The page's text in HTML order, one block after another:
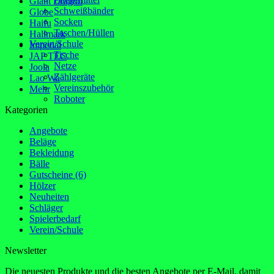
Schweißbänder
Socken
Taschen/Hüllen
Verein/Schule
Tische
Netze
Zählgeräte
Vereinszubehör
Roboter
Globe
Haifu
Hallmark
Imperial
JAP TEC
Joola
Lao Wa
Mehr
Kategorien
Angebote
Beläge
Bekleidung
Bälle
Gutscheine (6)
Hölzer
Neuheiten
Schläger
Spielerbedarf
Verein/Schule
Newsletter
Die neuesten Produkte und die besten Angebote per E-Mail, damit